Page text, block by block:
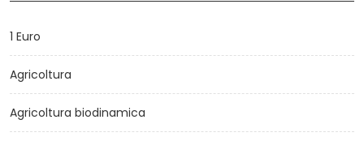
1 Euro
Agricoltura
Agricoltura biodinamica